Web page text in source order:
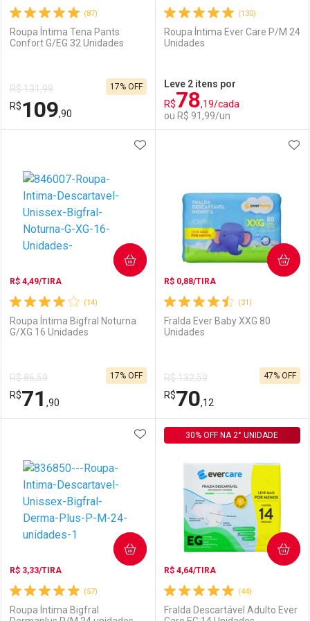
Comprar sem Desconto
Por R$ 95,90/cada
Comprar sem Desconto
Por R$ 95,90/cada
Comprar sem Desconto
Por R$ 109,90/cada
Comprar sem Desconto
Por R$ 109,90/cada
(87)
Roupa Íntima Tena Pants
Confort G/EG 32 Unidades
R$ 131,99
R$109,90
17% OFF
Laboratório
Comprar sem Desconto
Por R$ 109,90/cada
Por Menos
Comprar sem Desconto
Por R$ 109,90/cada
(130)
Roupa Íntima Ever Care P/M 24
Unidades
Leve 2 itens por
R$78,19/cada
ou R$ 91,99/un
Comprar sem Desconto
Por R$ 91,99/cada
Comprar sem Desconto
Por R$ 91,99/cada
(14)
R$ 4,49/TIRA
Roupa Íntima Bigfral Noturna
G/XG 16 Unidades
R$ 86,59
R$71 ,90
17% OFF
ADICIONAR AOS FAVORITOS
COMPRAR
Laboratório
Por Menos
(31)
R$ 0,88/TIRA
Fralda Ever Baby XXG 80
Unidades
R$ 132,59
R$70,12
47% OFF
COMPRAR
Laboratório
Por Menos
(57)
R$ 3,33/TIRA
Roupa Íntima Bigfral
ADICIONAR AOS FAVORITOS
COMPRAR
(44)
R$ 4,64/TIRA
Fralda Descartável Adulto Ever
30% OFF NA 2° UNIDADE
COMPRAR